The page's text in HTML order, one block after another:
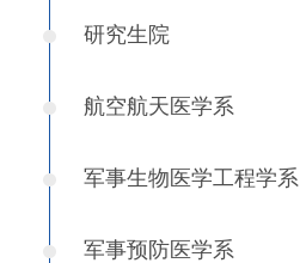
研究生院
航空航天医学系
军事生物医学工程学系
军事预防医学系